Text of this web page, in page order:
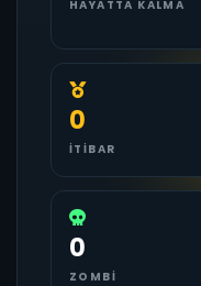
HAYATTA KALMA
0
İTIBAR
0
ZOMBI